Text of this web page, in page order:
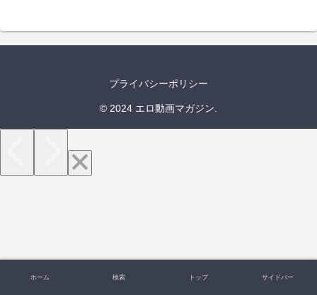
プライバシーポリシー
© 2024 エロ動画マガジン.
ホーム 検索 トップ サイドバー